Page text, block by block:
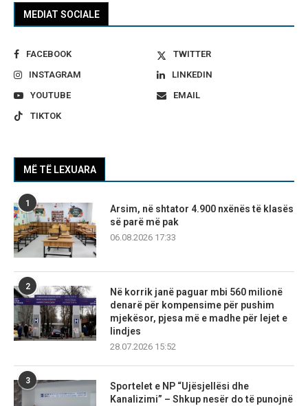
MEDIAT SOCIALE
FACEBOOK
TWITTER
INSTAGRAM
LINKEDIN
YOUTUBE
EMAIL
TIKTOK
MË TË LEXUARA
1
Arsim, në shtator 4.900 nxënës të klasës
së parë më pak
06.08.2026 17:33
2
Në korrik janë paguar mbi 560 milionë
denarë për kompensime për pushim
mjekësor, pjesa më e madhe për lejet e
lindjes
28.07.2026 15:52
3
Sportelet e NP “Ujësjellësi dhe
Kanalizimi” – Shkup nesër do të punojnë